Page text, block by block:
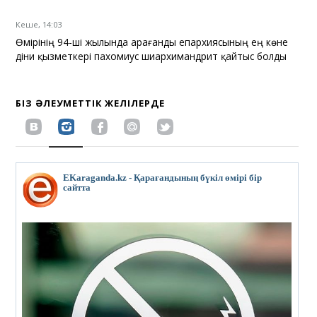
Кеше, 14:03
Өмірінің 94-ші жылында Қарағанды епархиясының ең көне
діни қызметкері пахомиус шиархимандрит қайтыс болды
БІЗ ӘЛЕУМЕТТІК ЖЕЛІЛЕРДЕ
EKaraganda.kz - Қарағандының бүкіл өмірі бір
сайтта